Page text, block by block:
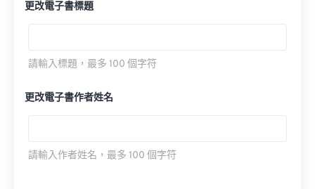
更改電子書標題
請輸入標題，最多 100 個字符
更改電子書作者姓名
請輸入作者姓名，最多 100 個字符